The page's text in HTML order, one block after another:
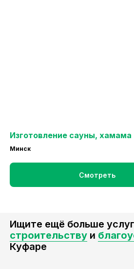
Изготовление сауны, хамама
Минск
Смотреть
Ищите ещё больше
строительству и
Куфаре